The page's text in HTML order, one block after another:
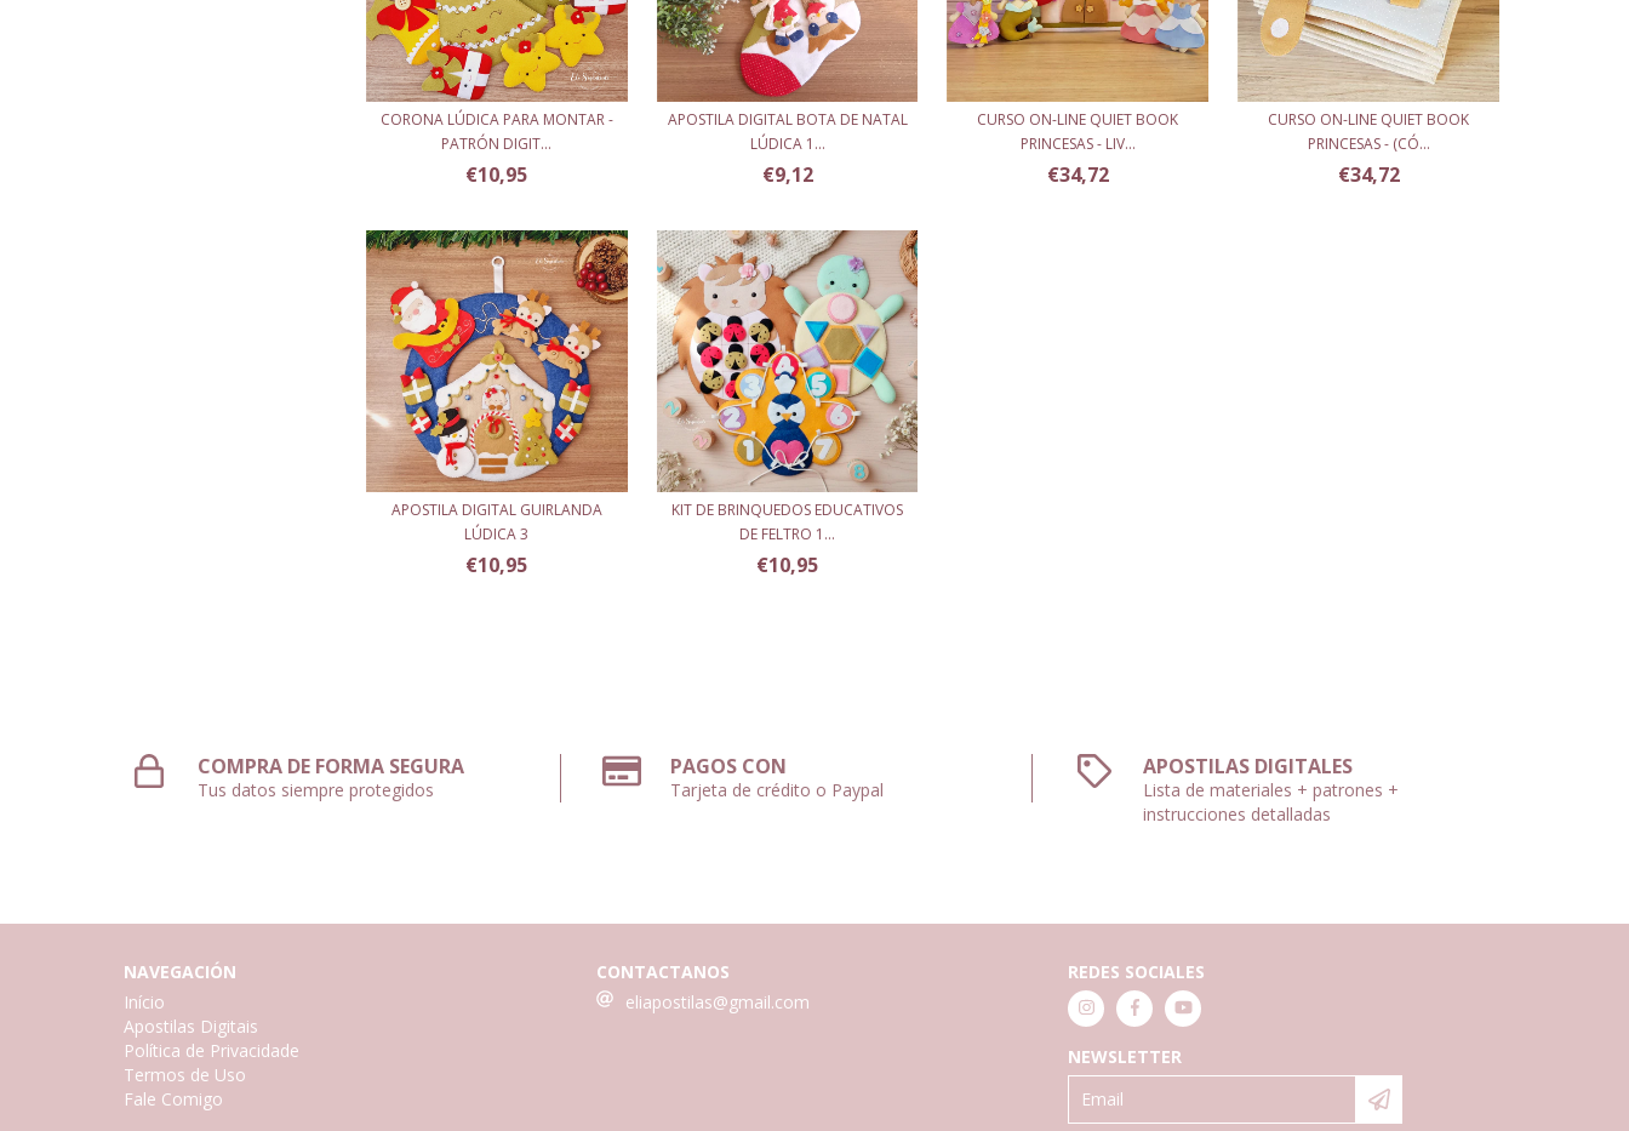
CORONA LÚDICA PARA MONTAR -
PATRÓN DIGIT...
€10,95
APOSTILA DIGITAL BOTA DE NATAL
LÚDICA 1...
€9,12
CURSO ON-LINE QUIET BOOK
PRINCESAS - LIV...
€34,72
CURSO ON-LINE QUIET BOOK
PRINCESAS - (CÓ...
€34,72
APOSTILA DIGITAL GUIRLANDA
LÚDICA 3
€10,95
KIT DE BRINQUEDOS EDUCATIVOS
DE FELTRO 1...
€10,95
COMPRA DE FORMA SEGURA
Tus datos siempre protegidos
PAGOS CON
Tarjeta de crédito o Paypal
APOSTILAS DIGITALES
Lista de materiales + patrones +
instrucciones detalladas
NAVEGACIÓN
Início
Apostilas Digitais
Política de Privacidade
Termos de Uso
Fale Comigo
CONTACTANOS
eliapostilas@gmail.com
REDES SOCIALES
NEWSLETTER